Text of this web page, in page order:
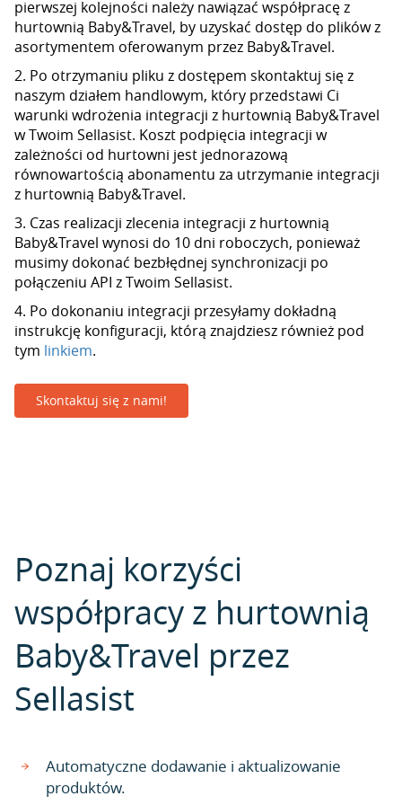
pierwszej kolejności należy nawiązać współpracę z
hurtownią Baby&Travel, by uzyskać dostęp do plików z
asortymentem oferowanym przez Baby&Travel.
2. Po otrzymaniu pliku z dostępem skontaktuj się z
naszym działem handlowym, który przedstawi Ci
warunki wdrożenia integracji z hurtownią Baby&Travel
w Twoim Sellasist. Koszt podpięcia integracji w
zależności od hurtowni jest jednorazową
równowartością abonamentu za utrzymanie integracji
z hurtownią Baby&Travel.
3. Czas realizacji zlecenia integracji z hurtownią
Baby&Travel wynosi do 10 dni roboczych, ponieważ
musimy dokonać bezbłędnej synchronizacji po
połączeniu API z Twoim Sellasist.
4. Po dokonaniu integracji przesyłamy dokładną
instrukcję konfiguracji, którą znajdziesz również pod
tym linkiem.
Skontaktuj się z nami!
Poznaj korzyści
współpracy z hurtownią
Baby&Travel przez
Sellasist
Automatyczne dodawanie i aktualizowanie
produktów.